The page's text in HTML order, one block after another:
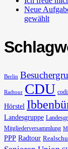
Neue
gewählt
Berlin
Radtour CDU
Hörstel
Landesgruppe
Mitgliederversammlung
PPP Radtour